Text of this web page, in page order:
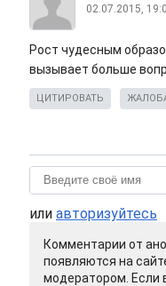
02.07.2015,
Рост чудесным
вызывает больше
ЦИТИРОВАТЬ
или авторизуйтесь
Комментарии от
появляются на
модератором. Если